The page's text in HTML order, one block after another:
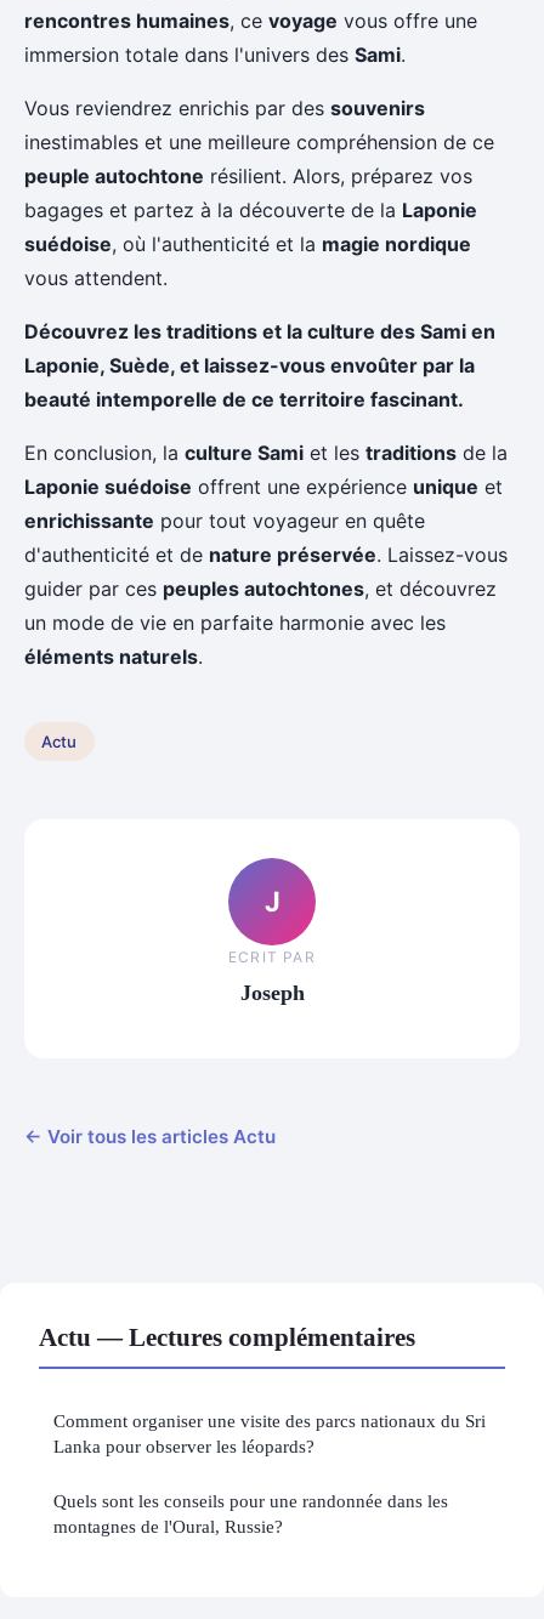
rencontres humaines, ce voyage vous offre une
immersion totale dans l'univers des Sami.
Vous reviendrez enrichis par des souvenirs
inestimables et une meilleure compréhension de ce
peuple autochtone résilient. Alors, préparez vos
bagages et partez à la découverte de la Laponie
suédoise, où l'authenticité et la magie nordique
vous attendent.
Découvrez les traditions et la culture des Sami en
Laponie, Suède, et laissez-vous envoûter par la
beauté intemporelle de ce territoire fascinant.
En conclusion, la culture Sami et les traditions de la
Laponie suédoise offrent une expérience unique et
enrichissante pour tout voyageur en quête
d'authenticité et de nature préservée. Laissez-vous
guider par ces peuples autochtones, et découvrez
un mode de vie en parfaite harmonie avec les
éléments naturels.
Actu
J
ECRIT PAR
Joseph
← Voir tous les articles Actu
Actu — Lectures complémentaires
Comment organiser une visite des parcs nationaux du Sri
Lanka pour observer les léopards?
Quels sont les conseils pour une randonnée dans les
montagnes de l'Oural, Russie?